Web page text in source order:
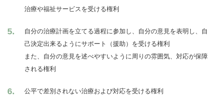
治療や福祉サービスを受ける権利
自分の治療計画を立てる過程に参加し、自分の意見を表明し、自
己決定出来るようにサポート（援助）を受ける権利
また、自分の意見を述べやすいように周りの雰囲気、対応が保障
される権利
公平で差別されない治療および対応を受ける権利